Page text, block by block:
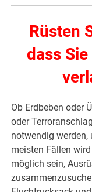
Rüsten
dass
Ob Erdbeben oder
oder
notwendig werden,
meisten Fällen
möglich sein,